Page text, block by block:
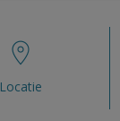
Locatie